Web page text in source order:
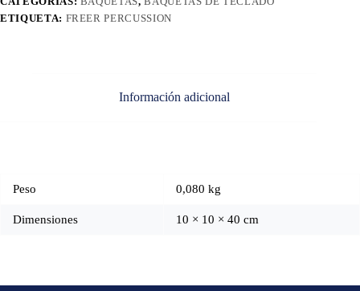
ETIQUETA: FREER PERCUSSION
Información adicional
Peso 0,080 kg
Dimensiones 10 × 10 × 40 cm